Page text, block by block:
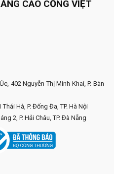
CÁO CỔNG VIỆT
402 Nguyễn Thị Minh Khai, P. Bàn
Hà, P. Đống Đa, TP. Hà Nội
2, P. Hải Châu, TP. Đà Nẵng